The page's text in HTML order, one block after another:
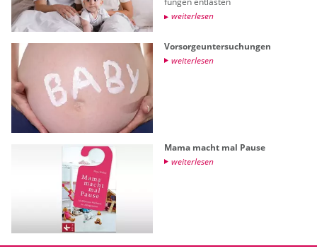
wei­ter­le­sen
Vor­sor­ge­un­ter­su­chun­gen
wei­ter­le­sen
Mama macht mal Pause
wei­ter­le­sen